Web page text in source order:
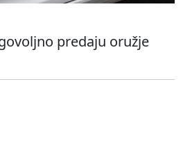
predaju oružje